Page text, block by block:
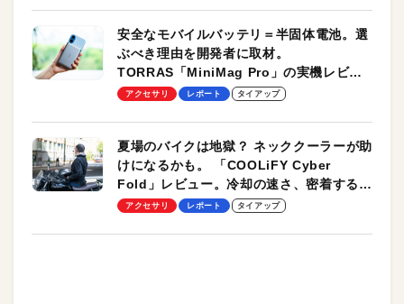
安全なモバイルバッテリ＝半固体電池。選
ぶべき理由を開発者に取材。
TORRAS「MiniMag Pro」の実機レビュ
ーも
アクセサリ レポート タイアップ
夏場のバイクは地獄？ ネッククーラーが助
けになるかも。 「COOLiFY Cyber
Fold」レビュー。冷却の速さ、密着する冷
却プレート、シンプルな操作性がグッド！
アクセサリ レポート タイアップ